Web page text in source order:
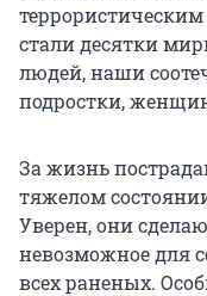
стали десятки
людей, наши
подростки,
За жизнь
тяжелом
Уверен, они
невозможное для
всех раненых.